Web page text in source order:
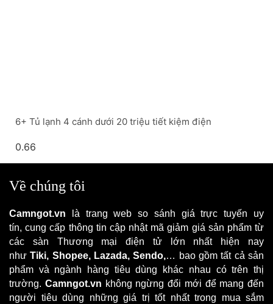
6+ Tủ lạnh 4 cánh dưới 20 triệu tiết kiệm điện
Về chúng tôi
Camngot.vn là trang webso sánh giá trực tuyến uy
tín,cung cấp thông tin cập nhật mã giảm giá sản phẩm từ
các sàn Thương mại điện tử lớn nhất hiện nay
nhưTiki, Shopee, Lazada, Sendo,… bao gồm tất cả sản
phẩm và ngành hàng tiêu dùng khác nhau có trên thị
trường. Camngot.vn không ngừng đổi mới để mang đến
người tiêu dùng những giá trị tốt nhất trong mua sắm